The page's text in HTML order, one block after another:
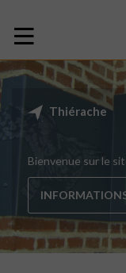
Thiérache
Bienvenue sur le